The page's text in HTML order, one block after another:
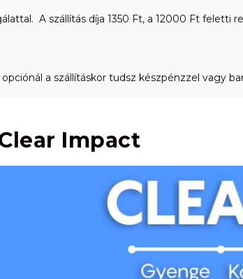
A szállítás díja 1350 Ft, a 12000 Ft feletti
a szállításkor tudsz készpénzzel vagy
Impact